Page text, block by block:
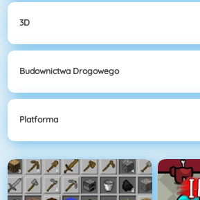
3D
Budownictwa Drogowego
Platforma